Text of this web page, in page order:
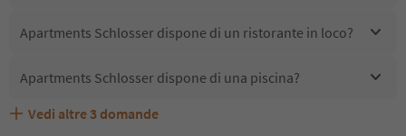
Apartments Schlosser dispone di un ristorante in loco?
Apartments Schlosser dispone di una piscina?
Apartments Schlosser accetta animali domestici?
Quali servizi/attività sono disponibili presso Apartments
Gli ospiti di Apartments Schlosser ricevono l'Alto Adige
Vedi altre 3 domande